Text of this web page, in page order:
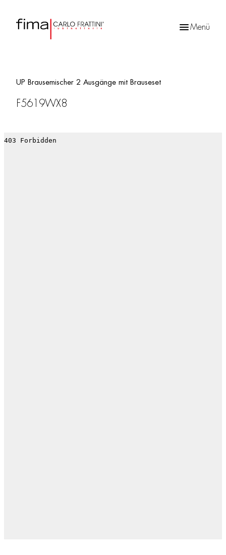
Menü
UP Brausemischer 2 Ausgänge mit Brauseset
F5619WX8